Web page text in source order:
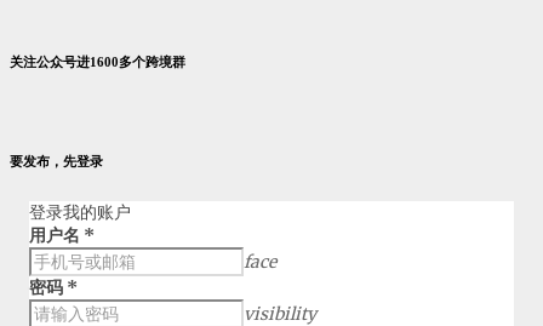
关注公众号进1600多个跨境群
要发布，先登录
登录我的账户
用户名 *
face
密码 *
visibility